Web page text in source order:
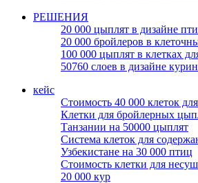
РЕШЕНИЯ
20 000 цыплят в дизайне
20 000 бройлеров в
100 000 цыплят в клетках
50760 слоев в дизайне
кейс
Стоимость 40 000 клеток
Клетки для бройлерных
Танзании на 50000 цыплят
Система клеток для
Узбекистане на 30 000 птиц
Стоимость клетки для
20 000 кур